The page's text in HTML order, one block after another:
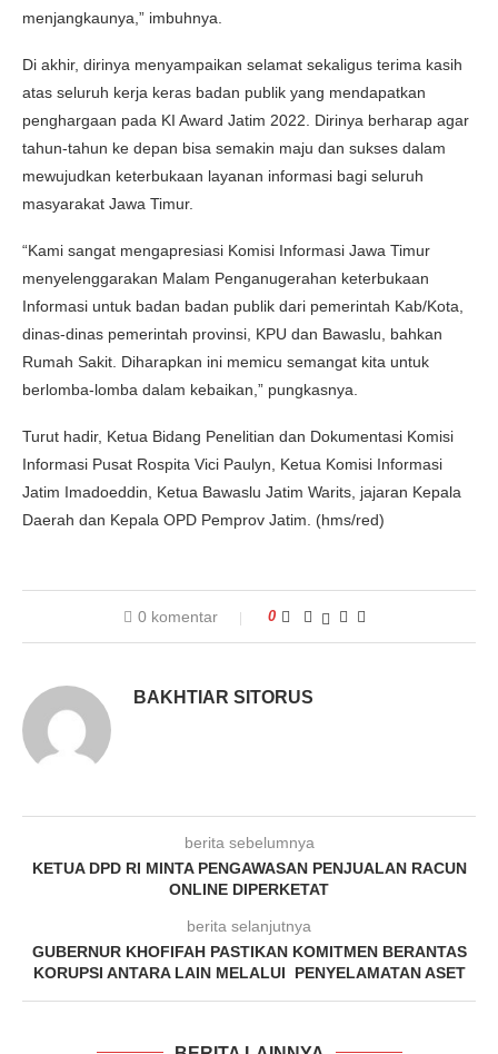
menjangkaunya,” imbuhnya.
Di akhir, dirinya menyampaikan selamat sekaligus terima kasih
atas seluruh kerja keras badan publik yang mendapatkan
penghargaan pada KI Award Jatim 2022. Dirinya berharap agar
tahun-tahun ke depan bisa semakin maju dan sukses dalam
mewujudkan keterbukaan layanan informasi bagi seluruh
masyarakat Jawa Timur.
“Kami sangat mengapresiasi Komisi Informasi Jawa Timur
menyelenggarakan Malam Penganugerahan keterbukaan
Informasi untuk badan badan publik dari pemerintah Kab/Kota,
dinas-dinas pemerintah provinsi, KPU dan Bawaslu, bahkan
Rumah Sakit. Diharapkan ini memicu semangat kita untuk
berlomba-lomba dalam kebaikan,” pungkasnya.
Turut hadir, Ketua Bidang Penelitian dan Dokumentasi Komisi
Informasi Pusat Rospita Vici Paulyn, Ketua Komisi Informasi
Jatim Imadoeddin, Ketua Bawaslu Jatim Warits, jajaran Kepala
Daerah dan Kepala OPD Pemprov Jatim. (hms/red)
0 komentar 0
BAKHTIAR SITORUS
berita sebelumnya
KETUA DPD RI MINTA PENGAWASAN PENJUALAN RACUN
ONLINE DIPERKETAT
berita selanjutnya
GUBERNUR KHOFIFAH PASTIKAN KOMITMEN BERANTAS
KORUPSI ANTARA LAIN MELALUI PENYELAMATAN ASET